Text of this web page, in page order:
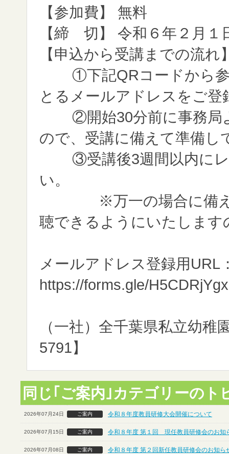
【参加費】 無料
【締 切】 令和６年２月１
【申込から受講までの流れ
①下記QRコードから
とるメールアドレスをご登
②開始30分前に事務局
ので、受講に備えて準備し
③受講後3週間以内に
い。
※万一の場合に備え、
聴できるようにいたしま
メールアドレス登録用URL
https://forms.gle/
（一社）全千葉県私立幼
5791】
同じ｢ご案内｣カテゴリーのト
2026年07月24日 ご案内 令和８年度教員研修大会開催について
2026年07月15日 ご案内 令和８年度 第１回 現任教員研修会のお知
2026年07月08日 ご案内 令和８年度 第２回新任教員研修会のお知ら